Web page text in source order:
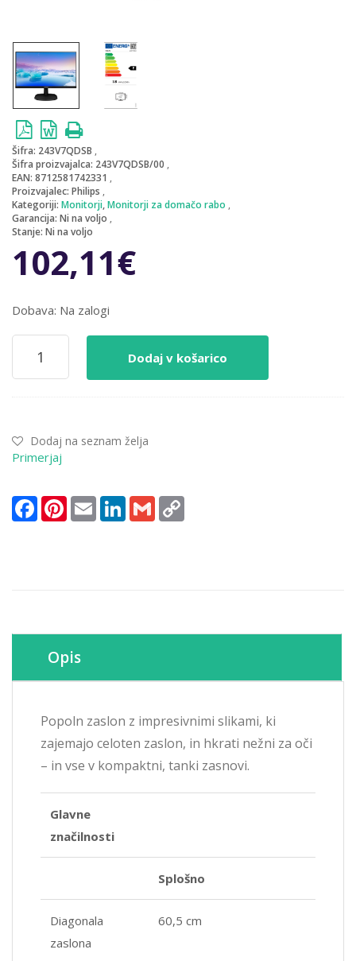
Šifra: 243V7QDSB
Šifra proizvajalca: 243V7QDSB/00
EAN: 8712581742331
Proizvajalec: Philips
Kategoriji: Monitorji,Monitorji za domačo rabo
Garancija: Ni na voljo
Stanje: Ni na voljo
102,11€
Dobava: Na zalogi
Monitor
Philips
60,5
1920x1080
IPS
DVI
HDMI
Dodaj v košarico
Dodaj na seznam želja
Primerjaj
FacebookPinterest
Email LinkedInGmail
Opis
Popoln zaslon z impresivnimi slikami, ki
zajemajo celoten zaslon, in hkrati nežni za oči
– in vse v kompaktni, tanki zasnovi.
Glavne
značilnosti
Splošno
Diagonala
zaslona
60,5 cm